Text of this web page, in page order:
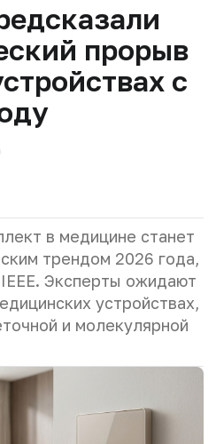
прорыв
с
в медицине станет
трендом 2026 года,
Эксперты ожидают
устройствах,
и молекулярной